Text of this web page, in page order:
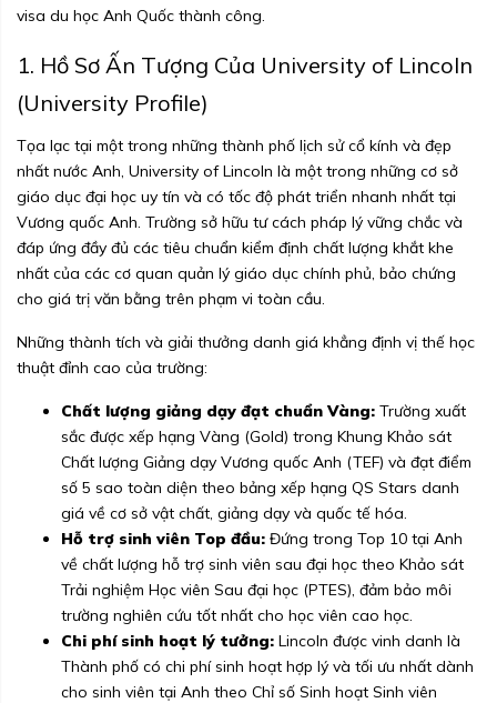
visa du học Anh Quốc thành công.
1. Hồ Sơ Ấn Tượng Của University of Lincoln
(University Profile)
Tọa lạc tại một trong những thành phố lịch sử cổ kính và đẹp
nhất nước Anh, University of Lincoln là một trong những cơ sở
giáo dục đại học uy tín và có tốc độ phát triển nhanh nhất tại
Vương quốc Anh. Trường sở hữu tư cách pháp lý vững chắc và
đáp ứng đầy đủ các tiêu chuẩn kiểm định chất lượng khắt khe
nhất của các cơ quan quản lý giáo dục chính phủ, bảo chứng
cho giá trị văn bằng trên phạm vi toàn cầu.
Những thành tích và giải thưởng danh giá khẳng định vị thế học
thuật đỉnh cao của trường:
Chất lượng giảng dạy đạt chuẩn Vàng: Trường xuất
sắc được xếp hạng Vàng (Gold) trong Khung Khảo sát
Chất lượng Giảng dạy Vương quốc Anh (TEF) và đạt điểm
số 5 sao toàn diện theo bảng xếp hạng QS Stars danh
giá về cơ sở vật chất, giảng dạy và quốc tế hóa.
Hỗ trợ sinh viên Top đầu: Đứng trong Top 10 tại Anh
về chất lượng hỗ trợ sinh viên sau đại học theo Khảo sát
Trải nghiệm Học viên Sau đại học (PTES), đảm bảo môi
trường nghiên cứu tốt nhất cho học viên cao học.
Chi phí sinh hoạt lý tưởng: Lincoln được vinh danh là
Thành phố có chi phí sinh hoạt hợp lý và tối ưu nhất dành
cho sinh viên tại Anh theo Chỉ số Sinh hoạt Sinh viên